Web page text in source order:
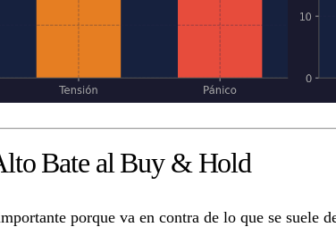
Bate al Buy & Hold
porque va en contra de lo que se suele